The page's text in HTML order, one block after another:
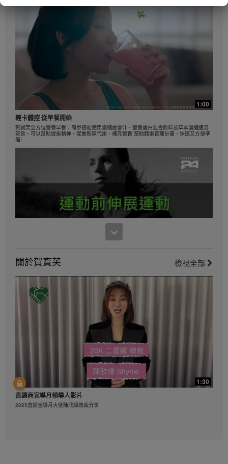
人士本身的代謝作用、用餐習慣和膳食、初始體重以及
採用的運動。如顧客都實踐健康生活模式及每日飲用2
次營養蛋白素，預期每星期可以減掉0.5-1磅。這項為期
12個星期的單盲測試中，參加者每天飲用2次營養蛋白
素(1次作代餐及1次作小食)、配合低卡路里飲食以及每
天30分鐘運動為目標。他們可選擇高蛋白質或標準蛋白
質餐單，2組的參加者都減掉8.5磅。如需深入了解您經
銷業務所在地區的減重聲明，請參閱職業手冊或瀏覽
MyHerbalife.com。
在開始任何減重計劃前，任何人都應該首先諮詢醫生意
見。Herbalife® 產品只能輔助減重及控制體重，有效的
飲食控制才是減重的最佳方法。雖然某些 Herbalife® 產
品可以取代部分日常膳食，但不能完全取代全部膳食，
每人每日最少要適度攝取一次正餐。
見。Herbalife® 產品只能輔助減重及控制體重，有效的
飲食控制才是減重的最佳方法。雖然某些 Herbalife® 產
品可以取代部分日常膳食，但不能完全取代全部膳食，
每人每日最少要適度攝取一次正餐。
1:00
輕卡體控 從早餐開始
賀寶芙全方位營養早餐：簡單搭配使用濃縮蘆薈汁、營養蛋白混合飲料及草本濃縮速溶
茶飲，可以幫助提振精神、促進新陳代謝、補充營養 幫助體重管理計畫、快速又方便準
備!
健康活躍新生活影片_運動前伸展熱身示範
健康活躍新生活影片_運動前伸展熱身示範
2:06
健康活躍新生活影片_總結
關於賀寶芙 檢視全部
1:30
直銷商宣導月領導人影片
2025直銷宣導月大使陳欣緣總裁分享